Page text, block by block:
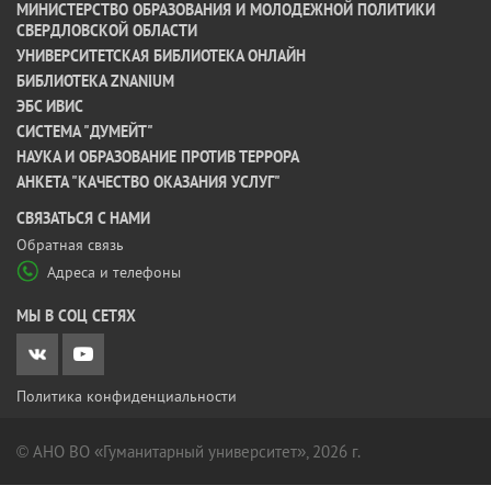
МИНИСТЕРСТВО ОБРАЗОВАНИЯ И МОЛОДЕЖНОЙ ПОЛИТИКИ
СВЕРДЛОВСКОЙ ОБЛАСТИ
УНИВЕРСИТЕТСКАЯ БИБЛИОТЕКА ОНЛАЙН
БИБЛИОТЕКА ZNANIUM
ЭБС ИВИС
СИСТЕМА "ДУМЕЙТ"
НАУКА И ОБРАЗОВАНИЕ ПРОТИВ ТЕРРОРА
АНКЕТА "КАЧЕСТВО ОКАЗАНИЯ УСЛУГ"
CВЯЗАТЬСЯ С НАМИ
Обратная связь
Адреса и телефоны
МЫ В СОЦ СЕТЯХ
Политика конфиденциальности
© АНО ВО «Гуманитарный университет», 2026 г.